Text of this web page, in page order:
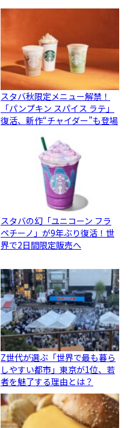
スタバ秋限定メニュー解禁！
「パンプキン スパイス ラテ」
復活、新作“チャイダー”も登場
スタバの幻「ユニコーン フラ
ペチーノ」が9年ぶり復活！世
界で2日間限定販売へ
Z世代が選ぶ「世界で最も暮ら
しやすい都市」東京が1位、若
者を魅了する理由とは？